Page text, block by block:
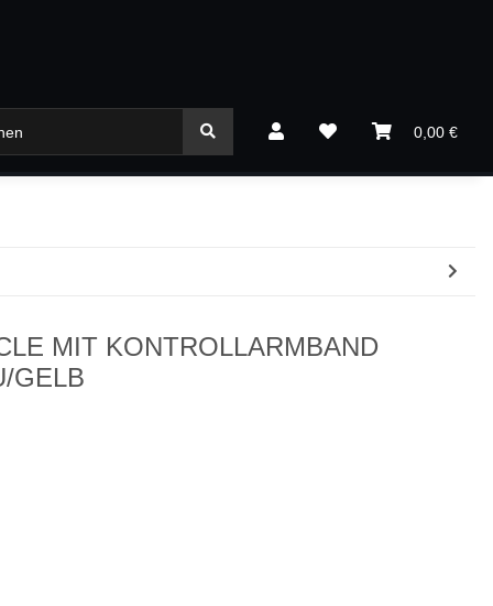
0,00 €
SPECIALS
MIT KONTROLLARMBAND
GELB